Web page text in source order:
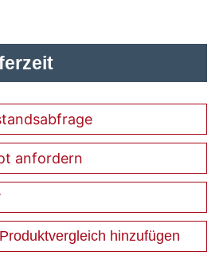
anfordern
hinzufügen